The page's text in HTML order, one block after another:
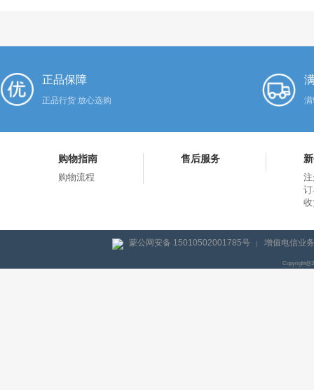
正品保障
正品行货 放心选购
购物指南
购物流程
售后服务
蒙公网安备 15010502001785号 | 增值电信业